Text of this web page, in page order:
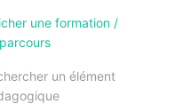
une formation /
un élément